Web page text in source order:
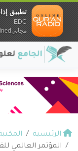
الرئيسية
المؤتمر العالمي
تطبيق
EDC
مجانيundefined